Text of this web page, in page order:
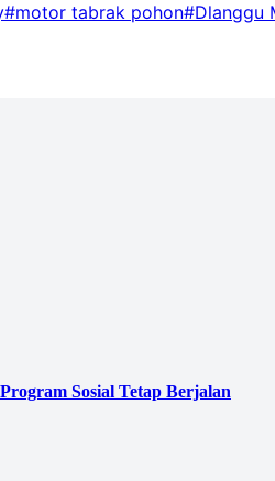
#motor tabrak pohon#Dlanggu
Sosial Tetap Berjalan